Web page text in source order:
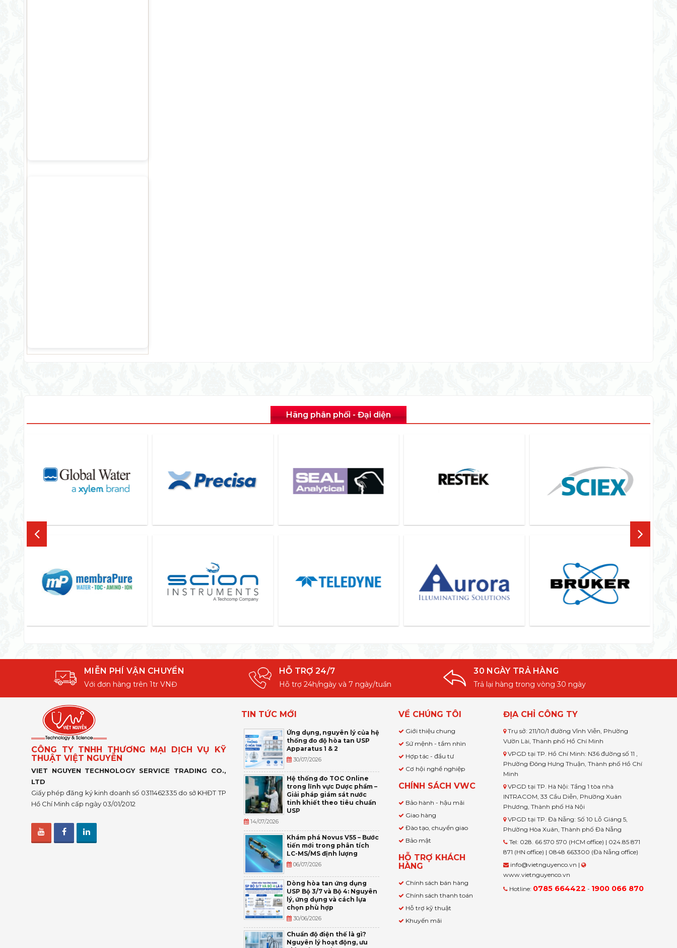
Hãng phân phối - Đại diện
MIỄN PHÍ VẬN CHUYỂN
Với đơn hàng trên 1tr VNĐ
HỖ TRỢ 24/7
Hỗ trợ 24h/ngày và 7 ngày/tuần
30 NGÀY TRẢ HÀNG
Trả lại hàng trong vòng 30 ngày
CÔNG TY TNHH THƯƠNG MẠI DỊCH VỤ KỸ
THUẬT VIỆT NGUYỄN
VIET NGUYEN TECHNOLOGY SERVICE TRADING CO.,
LTD
Giấy phép đăng ký kinh doanh số 0311462335 do sở KHĐT TP
Hồ Chí Minh cấp ngày 03/01/2012
TIN TỨC MỚI
Ứng dụng, nguyên lý của hệ
thống đo độ hòa tan USP
Apparatus 1 & 2
30/07/2026
Hệ thống đo TOC Online
trong lĩnh vực Dược phẩm –
Giải pháp giám sát nước
tinh khiết theo tiêu chuẩn
USP
14/07/2026
Khám phá Novus V55 – Bước
tiến mới trong phân tích
LC-MS/MS định lượng
06/07/2026
Dòng hòa tan ứng dụng
USP Bộ 3/7 và Bộ 4: Nguyên
lý, ứng dụng và cách lựa
chọn phù hợp
30/06/2026
Chuẩn độ điện thế là gì?
Nguyên lý hoạt động, ưu
VỀ CHÚNG TÔI
Giới thiệu chung
Sứ mệnh - tầm nhìn
Hợp tác - đầu tư
Cơ hội nghề nghiệp
CHÍNH SÁCH VWC
Bảo hành - hậu mãi
Giao hàng
Đào tạo, chuyển giao
Bảo mật
HỖ TRỢ KHÁCH
HÀNG
Chính sách bán hàng
Chính sách thanh toán
Hỗ trợ kỹ thuật
Khuyến mãi
ĐỊA CHỈ CÔNG TY
Trụ sở: 211/10/1 đường Vĩnh Viễn, Phường
Vườn Lài, Thành phố Hồ Chí Minh
VPGD tại TP. Hồ Chí Minh: N36 đường số 11 ,
Phường Đông Hưng Thuận, Thành phố Hồ Chí
Minh
VPGD tại TP. Hà Nội: Tầng 1 tòa nhà
INTRACOM, 33 Cầu Diễn, Phường Xuân
Phương, Thành phố Hà Nội
VPGD tại TP. Đà Nẵng: Số 10 Lỗ Giáng 5,
Phường Hòa Xuân, Thành phố Đà Nẵng
Tel: 028. 66 570 570 (HCM office) | 024.85 871
871 (HN office) | 0848 663300 (Đà Nẵng office)
info@vietnguyenco.vn |
www.vietnguyenco.vn
Hotline: 0785 664422 - 1900 066 870